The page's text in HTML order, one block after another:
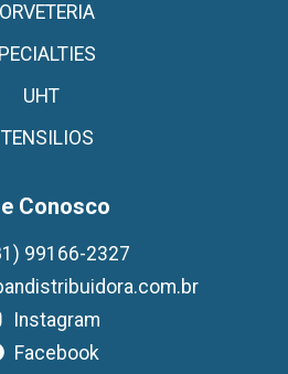
UHT
Conosco
99166-2327
Instagram
Facebook